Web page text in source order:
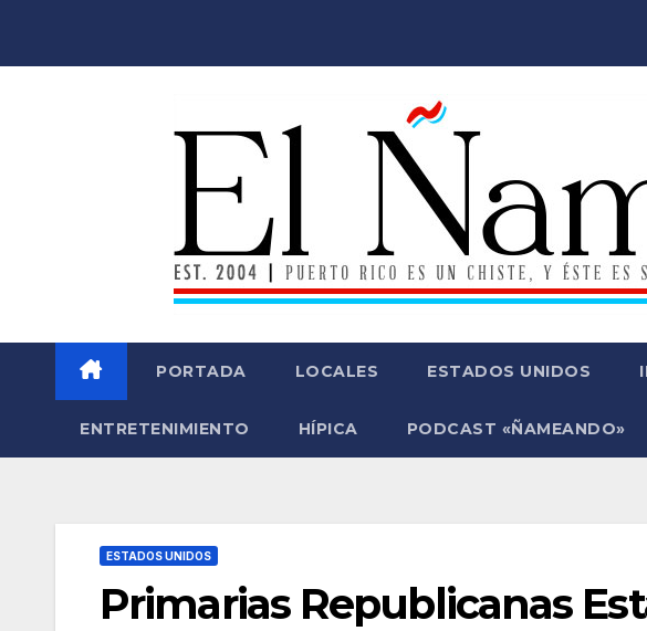
PORTADA LOCALES ESTADOS UNIDOS
ENTRETENIMIENTO HÍPICA PODCAST «ÑAMEANDO»
ESTADOS UNIDOS
Primarias Republicanas